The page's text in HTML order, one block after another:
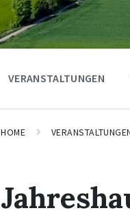
VERANSTALTUNGEN
HOME